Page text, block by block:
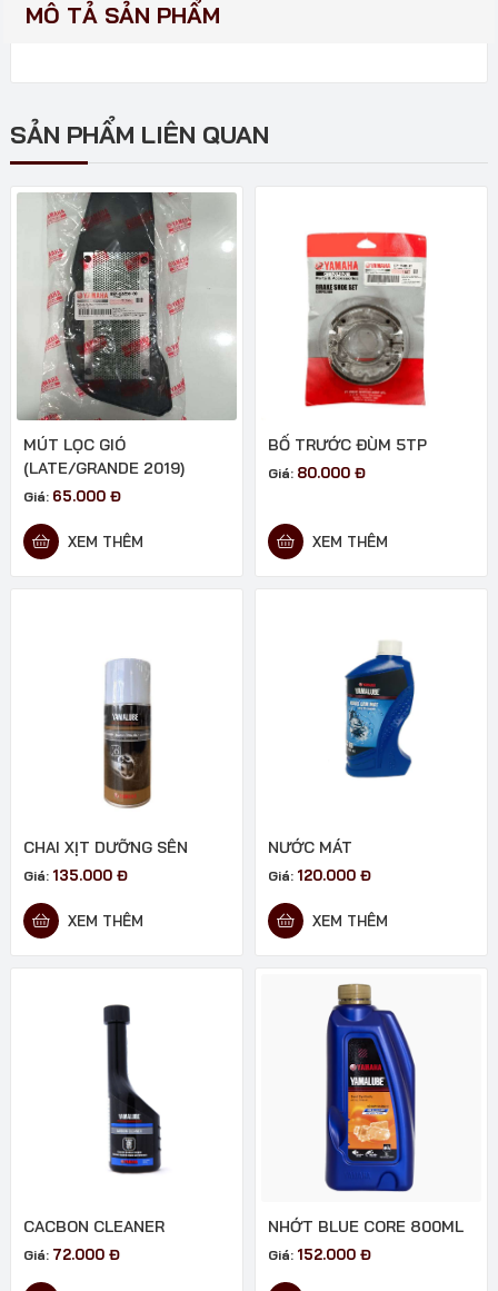
MÔ TẢ SẢN PHẨM
SẢN PHẨM LIÊN QUAN
MÚT LỌC GIÓ
(LATE/GRANDE 2019)
Giá: 65.000 Đ
XEM THÊM
BỐ TRƯỚC ĐÙM 5TP
Giá: 80.000 Đ
XEM THÊM
CHAI XỊT DƯỠNG SÊN
Giá: 135.000 Đ
XEM THÊM
NƯỚC MÁT
Giá: 120.000 Đ
XEM THÊM
CACBON CLEANER
Giá: 72.000 Đ
NHỚT BLUE CORE 800ML
Giá: 152.000 Đ